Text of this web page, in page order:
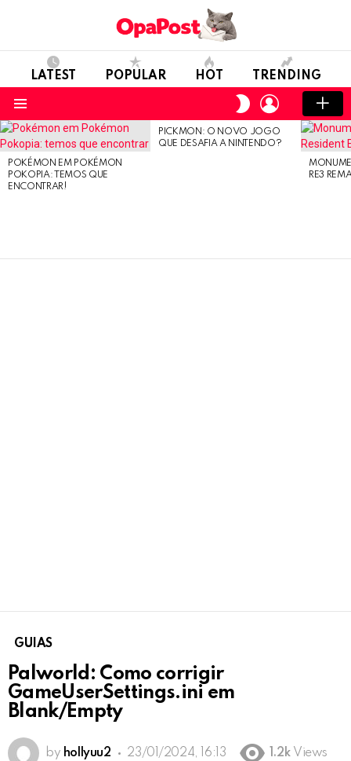
LATEST POPULAR HOT TRENDING
SWITCH
SKIN
LOGIN
LATEST
STORIES
POKÉMON EM POKÉMON
POKOPIA: TEMOS QUE
ENCONTRAR!
PICKMON: O NOVO JOGO
QUE DESAFIA A NINTENDO?
RE3
GUIAS
Palworld: Como corrigir
GameUserSettings.ini em
Blank/Empty
by hollyuu2 23/01/2024, 16:13 1.2k Views